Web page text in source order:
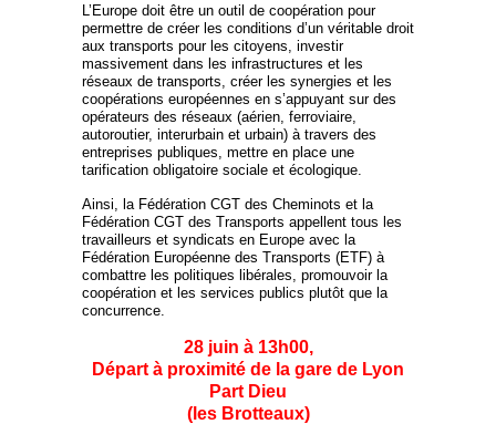
L’Europe doit être un outil de coopération pour
permettre de créer les conditions d’un véritable droit
aux transports pour les citoyens, investir
massivement dans les infrastructures et les
réseaux de transports, créer les synergies et les
coopérations européennes en s’appuyant sur des
opérateurs des réseaux (aérien, ferroviaire,
autoroutier, interurbain et urbain) à travers des
entreprises publiques, mettre en place une
tarification obligatoire sociale et écologique.
Ainsi, la Fédération CGT des Cheminots et la
Fédération CGT des Transports appellent tous les
travailleurs et syndicats en Europe avec la
Fédération Européenne des Transports (ETF) à
combattre les politiques libérales, promouvoir la
coopération et les services publics plutôt que la
concurrence.
28 juin à 13h00,
Départ à proximité de la gare de Lyon
Part Dieu
(les Brotteaux)